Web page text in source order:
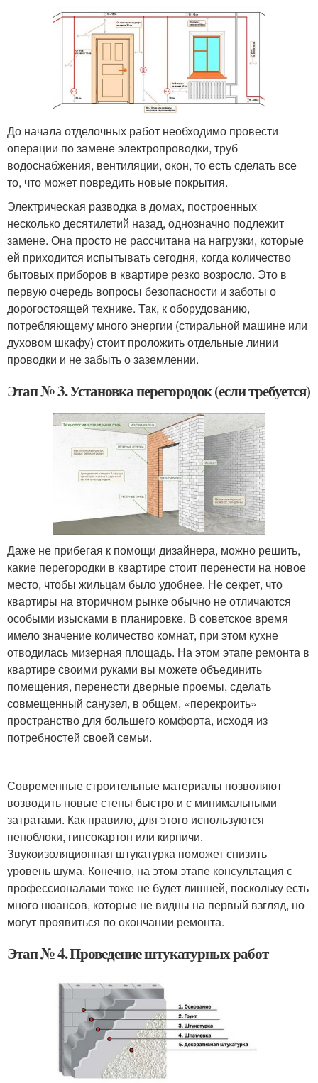
До начала отделочных работ необходимо провести
операции по замене электропроводки, труб
водоснабжения, вентиляции, окон, то есть сделать все
то, что может повредить новые покрытия.
Электрическая разводка в домах, построенных
несколько десятилетий назад, однозначно подлежит
замене. Она просто не рассчитана на нагрузки, которые
ей приходится испытывать сегодня, когда количество
бытовых приборов в квартире резко возросло. Это в
первую очередь вопросы безопасности и заботы о
дорогостоящей технике. Так, к оборудованию,
потребляющему много энергии (стиральной машине или
духовом шкафу) стоит проложить отдельные линии
проводки и не забыть о заземлении.
Этап № 3. Установка перегородок (если требуется)
Даже не прибегая к помощи дизайнера, можно решить,
какие перегородки в квартире стоит перенести на новое
место, чтобы жильцам было удобнее. Не секрет, что
квартиры на вторичном рынке обычно не отличаются
особыми изысками в планировке. В советское время
имело значение количество комнат, при этом кухне
отводилась мизерная площадь. На этом этапе ремонта в
квартире своими руками вы можете объединить
помещения, перенести дверные проемы, сделать
совмещенный санузел, в общем, «перекроить»
пространство для большего комфорта, исходя из
потребностей своей семьи.
Современные строительные материалы позволяют
возводить новые стены быстро и с минимальными
затратами. Как правило, для этого используются
пеноблоки, гипсокартон или кирпичи.
Звукоизоляционная штукатурка поможет снизить
уровень шума. Конечно, на этом этапе консультация с
профессионалами тоже не будет лишней, поскольку есть
много нюансов, которые не видны на первый взгляд, но
могут проявиться по окончании ремонта.
Этап № 4. Проведение штукатурных работ